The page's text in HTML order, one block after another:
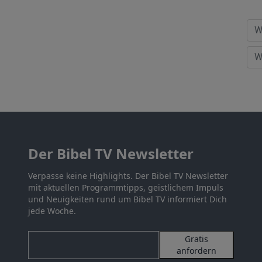
Der Bibel TV Newsletter
Verpasse keine Highlights. Der Bibel TV Newsletter
mit aktuellen Programmtipps, geistlichem Impuls
und Neuigkeiten rund um Bibel TV informiert Dich
jede Woche.
Gratis
anfordern